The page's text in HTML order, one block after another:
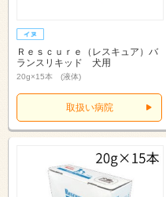
Ｒｅｓｃｕｒｅ（レスキュア）バ
ランスリキッド 犬用
20g×15本 (液体)
取扱い病院